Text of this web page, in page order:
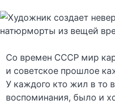
Со времен СССР мир
и советское прошлое
У каждого кто жил в то
воспоминания, было и